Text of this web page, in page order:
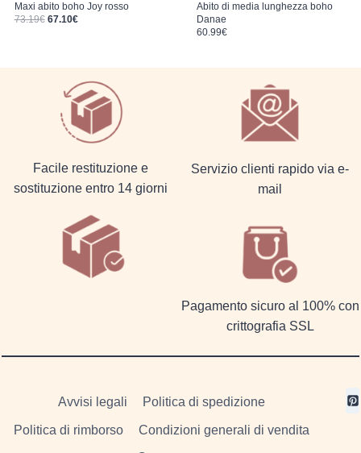
Maxi abito boho Joy rosso
73.19€ Il prezzo originale era: 73.19€.
67.10€Il prezzo attuale è: 67.10€.
Abito di media lunghezza boho
Danae
60.99€
Facile restituzione e
sostituzione entro 14 giorni
Servizio clienti rapido via e-
mail
Pagamento sicuro al 100% con
crittografia SSL
Avvisi legali Politica di spedizione
Politica di rimborso Condizioni generali di vendita